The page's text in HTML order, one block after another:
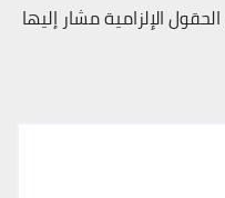
الحقول الإلزامية مشار إليها